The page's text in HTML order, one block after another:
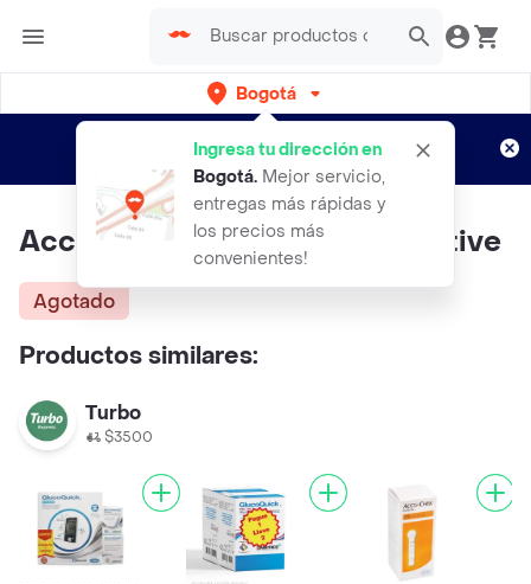
Bogotá
Ingresa tu dirección en
Bogotá. Mejor servicio,
entregas más rápidas y
los precios más
convenientes!
envíos gratis por semanas
Aplican TyC
Accu-Chek Tiras Reactivas Active
Agotado
Productos similares:
Turbo
$3500